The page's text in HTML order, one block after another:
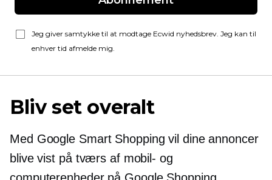
Jeg giver samtykke til at modtage Ecwid nyhedsbrev. Jeg kan til
enhver tid afmelde mig.
Bliv set overalt
Med Google Smart Shopping vil dine annoncer
blive vist på tværs af mobil- og